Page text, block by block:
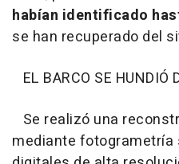
habían identificado
se han recuperado del
EL BARCO SE HUNDIÓ
Se realizó una
mediante fotogrametría